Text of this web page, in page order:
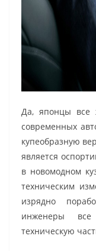
Да, японцы все
современных
купеобразную
является
в новомодном
техническим
изрядно
инженеры
техническую